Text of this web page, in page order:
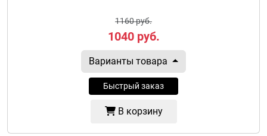
1160 руб.
1040руб.
Варианты товара
Быстрый заказ
В корзину